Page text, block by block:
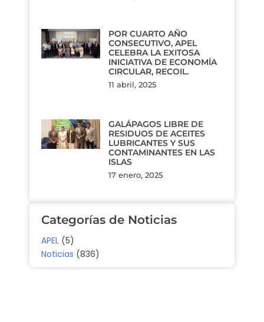
POR CUARTO AÑO
CONSECUTIVO, APEL
CELEBRA LA EXITOSA
INICIATIVA DE ECONOMÍA
CIRCULAR, RECOIL.
11 abril, 2025
GALÁPAGOS LIBRE DE
RESIDUOS DE ACEITES
LUBRICANTES Y SUS
CONTAMINANTES EN LAS
ISLAS
17 enero, 2025
Categorías de Noticias
APEL (5)
Noticias (836)